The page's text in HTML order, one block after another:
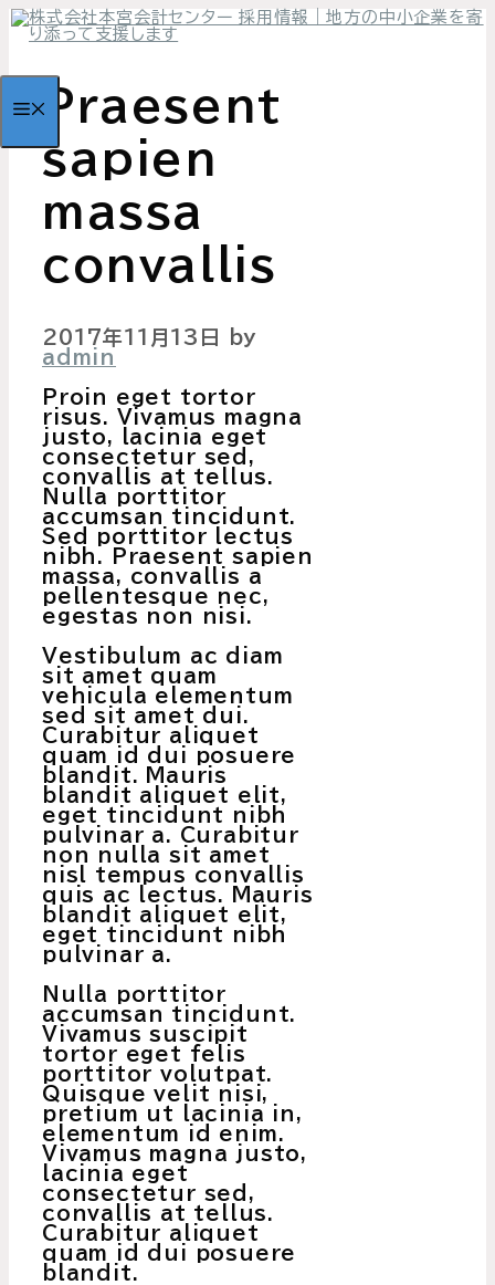
コ
ン
へ
MENU
Praesent
sapien
massa
convallis
2017年11月13日
by
admin
Proin eget tortor
risus. Vivamus magna
justo, lacinia eget
consectetur sed,
convallis at tellus.
Nulla porttitor
accumsan tincidunt.
Sed porttitor lectus
nibh. Praesent sapien
massa, convallis a
pellentesque nec,
egestas non nisi.
Vestibulum ac diam
sit amet quam
vehicula elementum
sed sit amet dui.
Curabitur aliquet
quam id dui posuere
blandit. Mauris
blandit aliquet elit,
eget tincidunt nibh
pulvinar a. Curabitur
non nulla sit amet
nisl tempus convallis
quis ac lectus. Mauris
blandit aliquet elit,
eget tincidunt nibh
pulvinar a.
Nulla porttitor
accumsan tincidunt.
Vivamus suscipit
tortor eget felis
porttitor volutpat.
Quisque velit nisi,
pretium ut lacinia in,
elementum id enim.
Vivamus magna justo,
lacinia eget
consectetur sed,
convallis at tellus.
Curabitur aliquet
quam id dui posuere
blandit.